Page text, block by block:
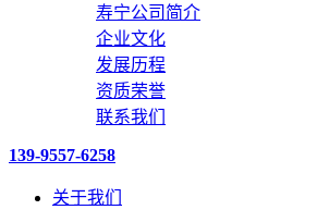
寿宁公司简介
企业文化
发展历程
资质荣誉
联系我们
139-9557-6258
关于我们